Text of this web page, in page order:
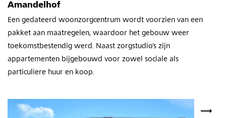
Amandelhof
Een gedateerd woonzorgcentrum wordt voorzien van een
pakket aan maatregelen, waardoor het gebouw weer
toekomstbestendig werd. Naast zorgstudio's zijn
appartementen bijgebouwd voor zowel sociale als
particuliere huur en koop.